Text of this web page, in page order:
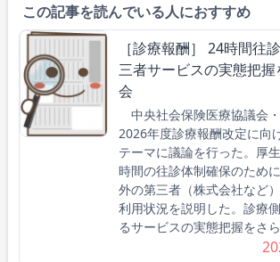
この記事を読んでいる人におすすめ
［診療報酬］ 24時間往
三者サービスの実態把
会
中央社会保険医療協議会・
2026年度診療報酬改定に向
テーマに議論を行った。厚
時間の往診体制確保のため
外の第三者（株式会社など
利用状況を説明した。診療
るサービスの実態把握をさ